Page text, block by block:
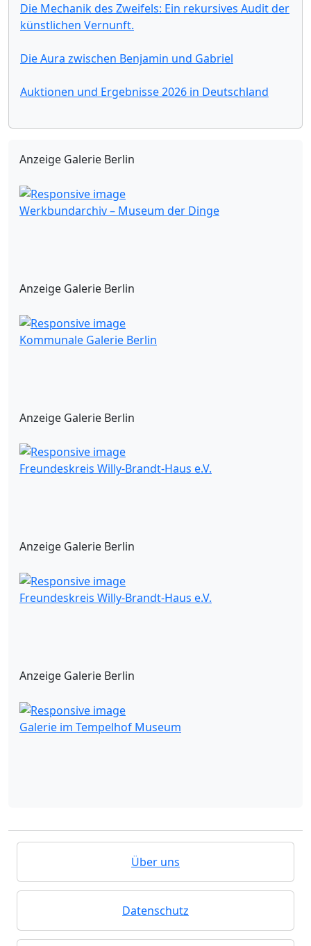
Die Mechanik des Zweifels: Ein rekursives Audit der
künstlichen Vernunft.
Die Aura zwischen Benjamin und Gabriel
Auktionen und Ergebnisse 2026 in Deutschland
Anzeige Galerie Berlin
Werkbundarchiv – Museum der Dinge
Anzeige Galerie Berlin
Kommunale Galerie Berlin
Anzeige Galerie Berlin
Freundeskreis Willy-Brandt-Haus e.V.
Anzeige Galerie Berlin
Freundeskreis Willy-Brandt-Haus e.V.
Anzeige Galerie Berlin
Galerie im Tempelhof Museum
Über uns
Datenschutz